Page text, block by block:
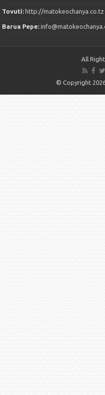
Tovuti:http://matokeochanya.co.tz
Barua Pepe:
All
© Copyright